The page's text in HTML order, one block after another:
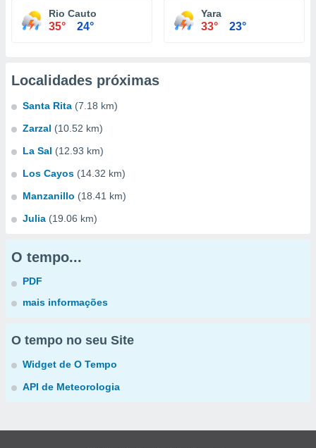
Rio Cauto
35° 24°
Yara
33° 23°
Localidades próximas
Santa Rita (7.18 km)
Zarzal (10.52 km)
La Sal (12.93 km)
Los Cayos (14.32 km)
Manzanillo (18.41 km)
Julia (19.06 km)
O tempo...
PDF
mais informações
O tempo no seu Site
Widget de O Tempo
API de Meteorologia